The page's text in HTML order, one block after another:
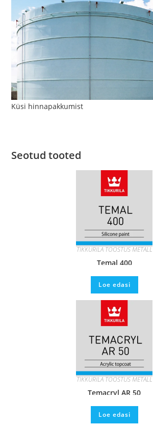
Küsi hinnapakkumist
Seotud tooted
TIKKURILA TÖÖSTUS METALL
Temal 400
Loe edasi
TIKKURILA TÖÖSTUS METALL
Temacryl AR 50
Loe edasi